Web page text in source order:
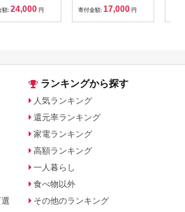
額: 24,000 円
キーホルダー ギフト
贈り物 お取り寄せ 返
礼品
寄付金額: 17,000 円
ランキングから探す
人気ランキング
還元率ランキング
家電ランキング
高額ランキング
一人暮らし
食べ物以外
その他のランキング